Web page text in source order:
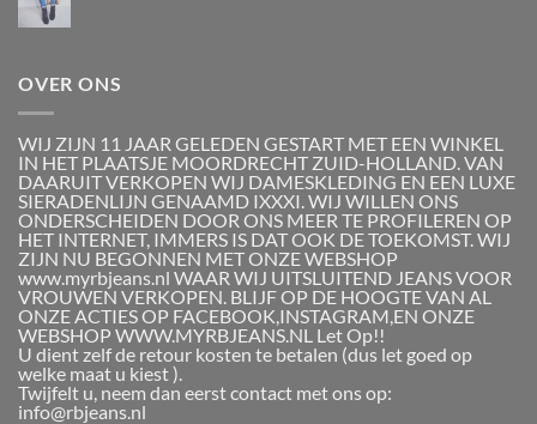
OVER ONS
WIJ ZIJN 11 JAAR GELEDEN GESTART MET EEN WINKEL
IN HET PLAATSJE MOORDRECHT ZUID-HOLLAND. VAN
DAARUIT VERKOPEN WIJ DAMESKLEDING EN EEN LUXE
SIERADENLIJN GENAAMD IXXXI. WIJ WILLEN ONS
ONDERSCHEIDEN DOOR ONS MEER TE PROFILEREN OP
HET INTERNET, IMMERS IS DAT OOK DE TOEKOMST. WIJ
ZIJN NU BEGONNEN MET ONZE WEBSHOP
www.myrbjeans.nl WAAR WIJ UITSLUITEND JEANS VOOR
VROUWEN VERKOPEN. BLIJF OP DE HOOGTE VAN AL
ONZE ACTIES OP FACEBOOK,INSTAGRAM,EN ONZE
WEBSHOP WWW.MYRBJEANS.NL Let Op!!
U dient zelf de retour kosten te betalen (dus let goed op
welke maat u kiest ).
Twijfelt u, neem dan eerst contact met ons op:
info@rbjeans.nl